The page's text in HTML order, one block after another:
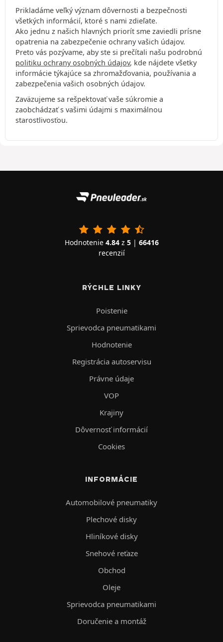
Prikladáme veľký význam dôvernosti a bezpečnosti
všetkých informácií, ktoré s nami zdieľate.
Ako jednu z našich hlavných priorít sme zaviedli prísne
opatrenia na zabezpečenie ochrany vašich údajov.
Preto vás pozývame, aby ste si prečítali našu podrobnú
politiku ochrany osobných údajov, kde nájdete všetky
informácie týkajúce sa zhromažďovania, používania a
zabezpečenia vašich osobných údajov.
Zaväzujeme sa rešpektovať vaše súkromie a
zaobchádzať s vašimi údajmi s maximálnou
starostlivosťou.
Hodnotenie 4.84z 5| 66416
recenzií
RÝCHLE LINKY
Poistenie
Sprievodca pneumatikami
Hodnotenie
Registrácia autoservisu
Právne údaje
VOP
Krajiny
Dôvernosť informácií
Cookies
INFORMÁCIE
Automobilové pneumatiky
Plechové disky
Hliníkové disky
Snehové reťaze
Obchod
Oleje
Sprievodca pneumatikami
Doručenie a montáž